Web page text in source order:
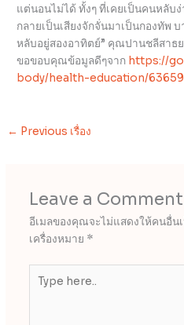
แต่นอนไม่ได้ ทั้งๆ ที่เคยเป็นคนหลับ
กลายเป็นเสียงจักจั่นมาเป็นกองทัพ
หลับอยู่สองอาทิตย์” คุณปานชลีสาธ
ขอขอบคุณข้อมูลดีๆจาก https://
body/health-education/
← Previous เรื่อง
Leave a Comment
อีเมลของคุณจะไม่แสดงให้คนอื่น
เครื่องหมาย *
here..